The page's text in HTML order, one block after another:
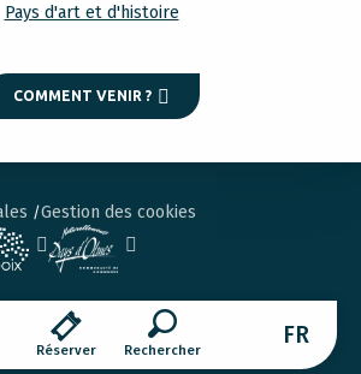
Réserver
FR
Pays d'art et d'histoire
COMMENT VENIR ?
Gestion des cookies